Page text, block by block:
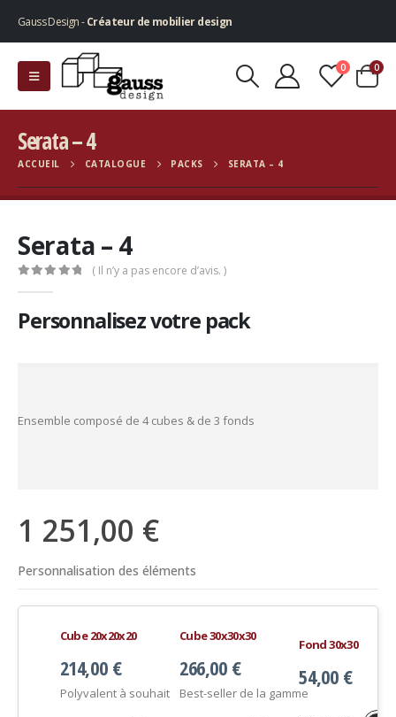
Gauss Design -Créateur de mobilier design
0 0
Serata – 4
ACCUEIL CATALOGUE PACKS SERATA – 4
Serata – 4
( Il n’y a pas encore d’avis. )
Personnalisez votre pack
Ensemble composé de 4 cubes & de 3 fonds
1 251,00 €
Personnalisation des éléments
Cube 20x20x20
214,00€
Polyvalent à souhait
Cube 30x30x30
266,00€
Best-seller de la gamme
Fond 30x30
54,00€